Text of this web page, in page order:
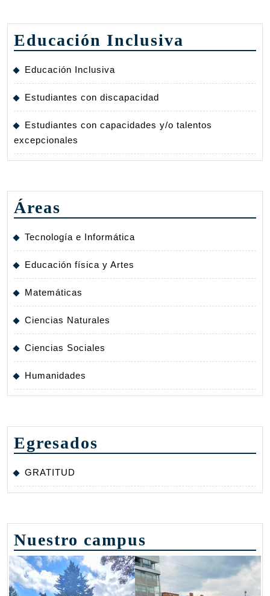
Educación Inclusiva
Educación Inclusiva
Estudiantes con discapacidad
Estudiantes con capacidades y/o talentos
excepcionales
Áreas
Tecnología e Informática
Educación física y Artes
Matemáticas
Ciencias Naturales
Ciencias Sociales
Humanidades
Egresados
GRATITUD
Nuestro campus